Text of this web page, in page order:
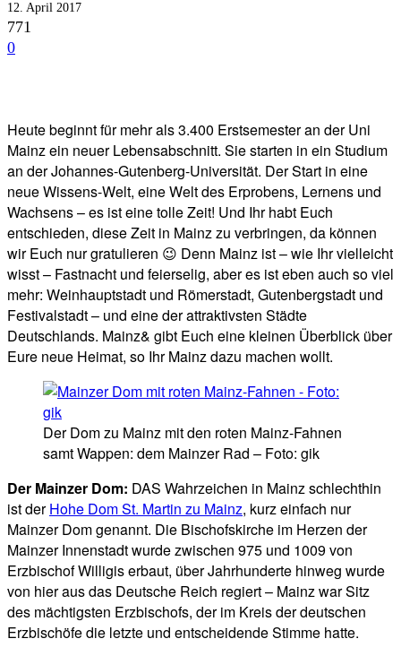
12. April 2017
771
0
Heute beginnt für mehr als 3.400 Erstsemester an der Uni
Mainz ein neuer Lebensabschnitt. Sie starten in ein Studium
an der Johannes-Gutenberg-Universität. Der Start in eine
neue Wissens-Welt, eine Welt des Erprobens, Lernens und
Wachsens – es ist eine tolle Zeit! Und Ihr habt Euch
entschieden, diese Zeit in Mainz zu verbringen, da können
wir Euch nur gratulieren 😉 Denn Mainz ist – wie Ihr vielleicht
wisst – Fastnacht und feierselig, aber es ist eben auch so viel
mehr: Weinhauptstadt und Römerstadt, Gutenbergstadt und
Festivalstadt – und eine der attraktivsten Städte
Deutschlands. Mainz& gibt Euch eine kleinen Überblick über
Eure neue Heimat, so Ihr Mainz dazu machen wollt.
Der Dom zu Mainz mit den roten Mainz-Fahnen
samt Wappen: dem Mainzer Rad – Foto: gik
Der Mainzer Dom: DAS Wahrzeichen in Mainz schlechthin
ist derHohe Dom St. Martin zu Mainz, kurz einfach nur
Mainzer Dom genannt. Die Bischofskirche im Herzen der
Mainzer Innenstadt wurde zwischen 975 und 1009 von
Erzbischof Willigis erbaut, über Jahrhunderte hinweg wurde
von hier aus das Deutsche Reich regiert – Mainz war Sitz
des mächtigsten Erzbischofs, der im Kreis der deutschen
Erzbischöfe die letzte und entscheidende Stimme hatte.